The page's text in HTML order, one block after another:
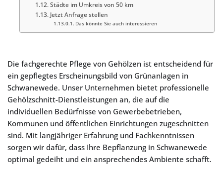
Städte im Umkreis von 50 km
Jetzt Anfrage stellen
Das könnte Sie auch interessieren
Die fachgerechte Pflege von Gehölzen ist entscheidend für
ein gepflegtes Erscheinungsbild von Grünanlagen in
Schwanewede. Unser Unternehmen bietet professionelle
Gehölzschnitt-Dienstleistungen an, die auf die
individuellen Bedürfnisse von Gewerbebetrieben,
Kommunen und öffentlichen Einrichtungen zugeschnitten
sind. Mit langjähriger Erfahrung und Fachkenntnissen
sorgen wir dafür, dass Ihre Bepflanzung in Schwanewede
optimal gedeiht und ein ansprechendes Ambiente schafft.